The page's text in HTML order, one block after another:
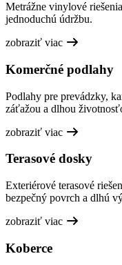
Metrážne vinylové
jednoduchú údržbu.
zobraziť viac
Komerčné podlahy
Podlahy pre prevádzky,
záťažou a dlhou
zobraziť viac
Terasové dosky
Exteriérové terasové
bezpečný povrch a dlhú
zobraziť viac
Koberce